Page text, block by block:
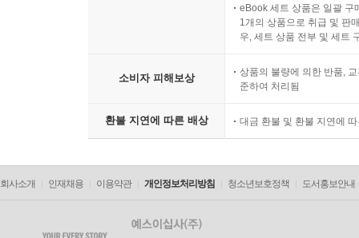
eBook 세트 상품은 일괄 구
1개의 상품으로 취급 및 판
우, 세트 상품 전부 및 세트
소비자 피해보상
상품의 불량에 의한 반품,
준하여 처리됨
환불 지연에 따른 배상 대금 환불 및 환불 지연에
회사소개 인재채용 이용약관 개인정보처리방침 청소년보호정책 도서홍보안내